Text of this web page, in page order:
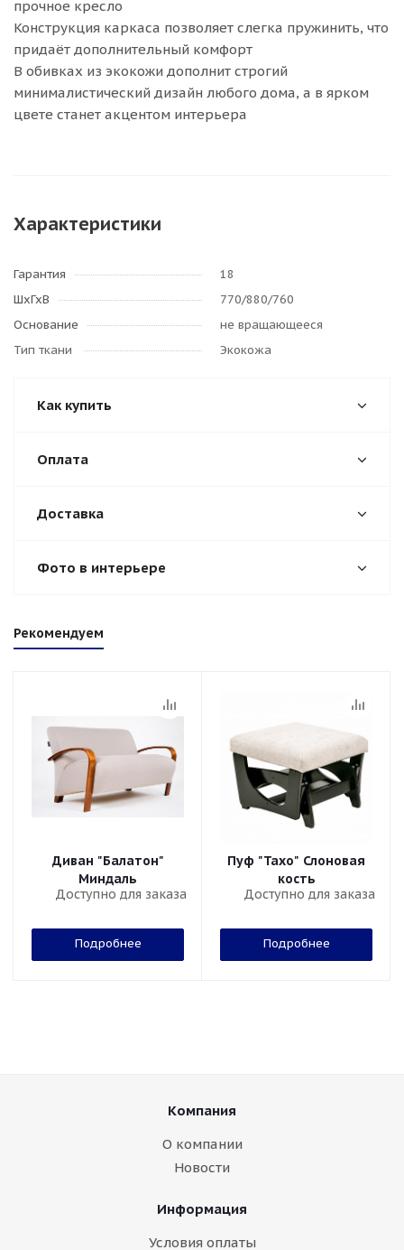
прочное кресло
Конструкция каркаса позволяет слегка пружинить, что
придаёт дополнительный комфорт
В обивках из экокожи дополнит строгий
минималистический дизайн любого дома, а в ярком
цвете станет акцентом интерьера
Характеристики
Гарантия
18
ШхГхВ
770/880/760
Основание
не вращающееся
Тип ткани
Экокожа
Как купить
Оплата
Доставка
Фото в интерьере
Рекомендуем
Диван "Балатон"
Миндаль
Доступно для заказа
Подробнее
Пуф "Тахо" Слоновая
кость
Доступно для заказа
Подробнее
Компания
О компании
Новости
Информация
Условия оплаты